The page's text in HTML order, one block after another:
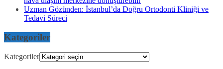
Uzman Gözünden: İstanbul’da Doğru Ortodonti Kliniği ve
Tedavi Süreci
Kategoriler
Kategoriler